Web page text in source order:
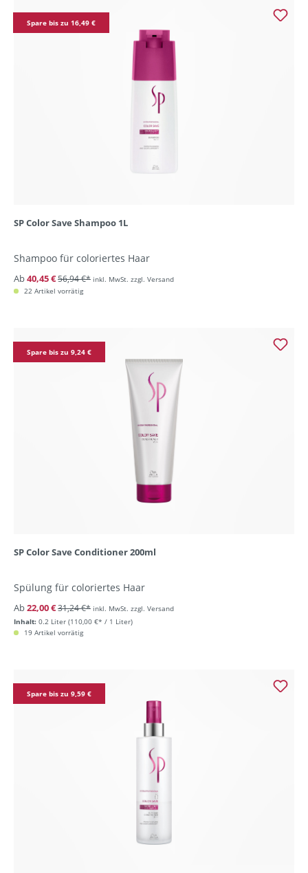
Spare bis zu 16,49 €
SP Color Save Shampoo 1L
Shampoo für coloriertes Haar
Ab40,45 €56,94 €* inkl. MwSt. zzgl. Versand
22 Artikel vorrätig
Spare bis zu 9,24 €
SP Color Save Conditioner 200ml
Spülung für coloriertes Haar
Inhalt: 0.2 Liter (110,00 €* / 1 Liter)
Ab22,00 €31,24 €* inkl. MwSt. zzgl. Versand
19 Artikel vorrätig
Spare bis zu 9,59 €